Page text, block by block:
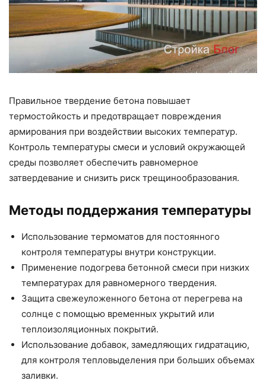
Правильное твердение бетона повышает
термостойкость и предотвращает повреждения
армирования при воздействии высоких температур.
Контроль температуры смеси и условий окружающей
среды позволяет обеспечить равномерное
затвердевание и снизить риск трещинообразования.
Методы поддержания температуры
Использование термоматов для постоянного
контроля температуры внутри конструкции.
Применение подогрева бетонной смеси при низких
температурах для равномерного твердения.
Защита свежеуложенного бетона от перегрева на
солнце с помощью временных укрытий или
теплоизоляционных покрытий.
Использование добавок, замедляющих гидратацию,
для контроля тепловыделения при больших объемах
заливки.